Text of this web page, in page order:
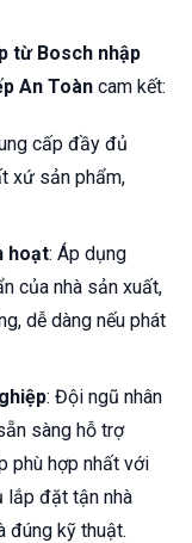
từ Bosch nhập
An Toàn cam kết:
cấp đầy đủ
xứ sản phẩm,
hoạt: Áp dụng
của nhà sản xuất,
dễ dàng nếu phát
: Đội ngũ nhân
sàng hỗ trợ
phù hợp nhất với
lắp đặt tận nhà
đúng kỹ thuật.